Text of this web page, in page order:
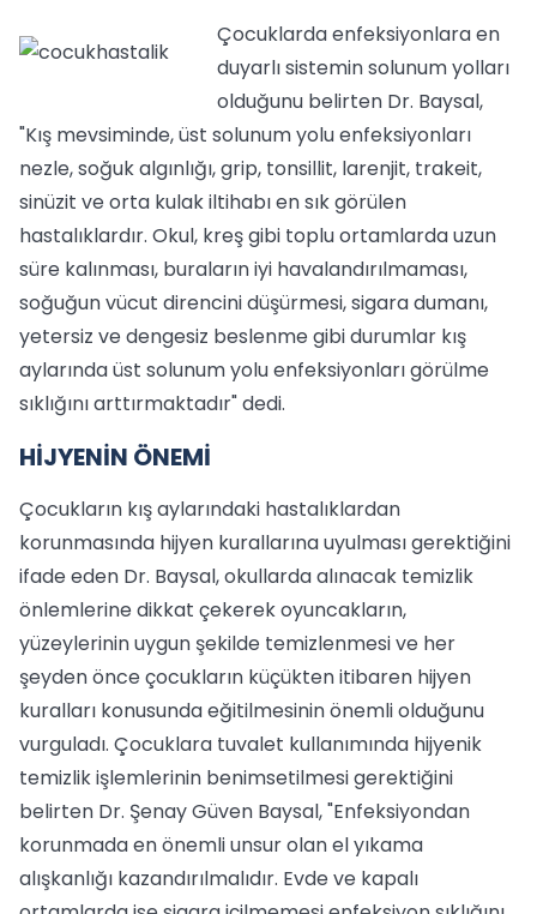
Çocuklarda enfeksiyonlara en
duyarlı sistemin solunum yolları
olduğunu belirten Dr. Baysal,
"Kış mevsiminde, üst solunum yolu enfeksiyonları
nezle, soğuk algınlığı, grip, tonsillit, larenjit, trakeit,
sinüzit ve orta kulak iltihabı en sık görülen
hastalıklardır. Okul, kreş gibi toplu ortamlarda uzun
süre kalınması, buraların iyi havalandırılmaması,
soğuğun vücut direncini düşürmesi, sigara dumanı,
yetersiz ve dengesiz beslenme gibi durumlar kış
aylarında üst solunum yolu enfeksiyonları görülme
sıklığını arttırmaktadır" dedi.
HİJYENİN ÖNEMİ
Çocukların kış aylarındaki hastalıklardan
korunmasında hijyen kurallarına uyulması gerektiğini
ifade eden Dr. Baysal, okullarda alınacak temizlik
önlemlerine dikkat çekerek oyuncakların,
yüzeylerinin uygun şekilde temizlenmesi ve her
şeyden önce çocukların küçükten itibaren hijyen
kuralları konusunda eğitilmesinin önemli olduğunu
vurguladı. Çocuklara tuvalet kullanımında hijyenik
temizlik işlemlerinin benimsetilmesi gerektiğini
belirten Dr. Şenay Güven Baysal, "Enfeksiyondan
korunmada en önemli unsur olan el yıkama
alışkanlığı kazandırılmalıdır. Evde ve kapalı